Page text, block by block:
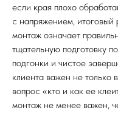
если края плохо
с напряжением, итоговый
монтаж означает
тщательную подготовку
подгонки и чистое
клиента важен не только
вопрос «кто и как ее
монтаж не менее важен,